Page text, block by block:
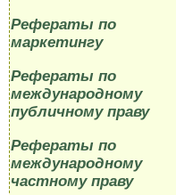
Рефераты по
маркетингу
Рефераты по
международному
публичному праву
Рефераты по
международному
частному праву